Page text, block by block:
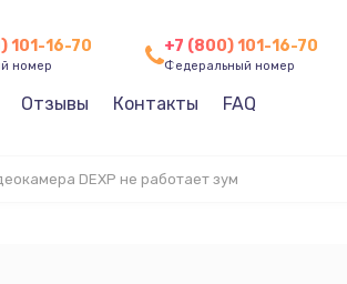
101-16-70
номер
+7 (800) 101-16-70
Федеральный номер
Отзывы Контакты FAQ
DEXP не работает зум